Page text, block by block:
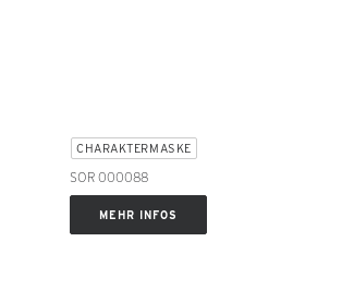
CHARAKTERMASKE
SOR 000088
MEHR INFOS